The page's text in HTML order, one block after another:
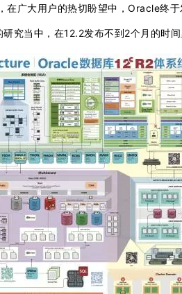
广大用户的热切盼望中，Oracle终于
究当中，在12.2发布不到2个月的时